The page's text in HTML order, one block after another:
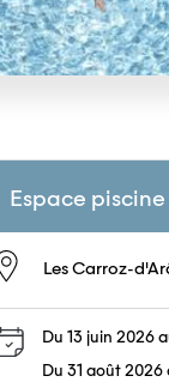
Espace
Les Carroz-
Du 13 juin 2026
Du 31 août 2026